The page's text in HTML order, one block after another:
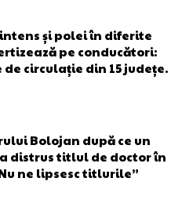
și polei în diferite
pe conducători:
de circulație din 15 județe.
Bolojan după ce un
distrus titlul de doctor în
ne lipsesc titlurile”